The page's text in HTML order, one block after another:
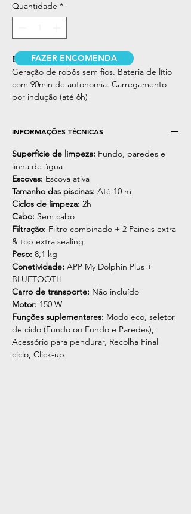
Quantidade *
DESCRIÇÃO
Geração de robôs sem fios. Bateria de lítio
com 90min de autonomia. Carregamento
por indução (até 6h)
INFORMAÇÕES TÉCNICAS
Superfície de limpeza: Fundo, paredes e
linha de água
Escovas: Escova ativa
Tamanho das piscinas: Até 10 m
Ciclos de limpeza: 2h
Cabo: Sem cabo
Filtração: Filtro combinado + 2 Paineis extra
& top extra sealing
Peso: 8,1 kg
Conetividade: APP My Dolphin Plus +
BLUETOOTH
Carro de transporte: Não incluído
Motor: 150 W
Funções suplementares: Modo eco, seletor
de ciclo (Fundo ou Fundo e Paredes),
Acessório para pendurar, Recolha Final
ciclo, Click-up
FAZER ENCOMENDA